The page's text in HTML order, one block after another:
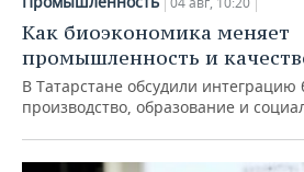
Как биоэкономика меняет
промышленность и
В Татарстане обсудили интеграцию
производство, образование и